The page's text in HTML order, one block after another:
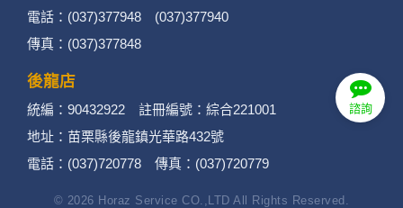
諮詢
電話：(037)377948 (037)377940
傳真：(037)377848
後龍店
統編：90432922 註冊編號：綜合221001
地址：苗栗縣後龍鎮光華路432號
電話：(037)720778 傳真：(037)720779
© 2026 Horaz Service CO.,LTD All Rights Reserved.